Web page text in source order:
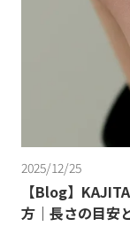
2025/12/25
【Blog】
方｜長さの目安